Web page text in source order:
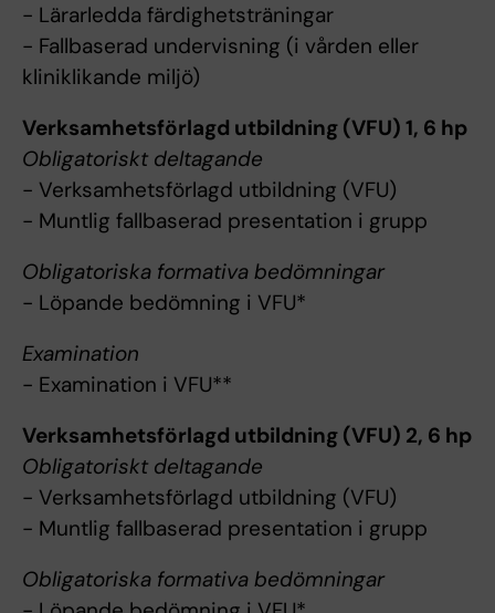
- Lärarledda färdighetsträningar
- Fallbaserad undervisning (i vården eller
kliniklikande miljö)
Verksamhetsförlagd utbildning (VFU) 1, 6 hp
Obligatoriskt deltagande
- Verksamhetsförlagd utbildning (VFU)
- Muntlig fallbaserad presentation i grupp
Obligatoriska formativa bedömningar
- Löpande bedömning i VFU*
Examination
- Examination i VFU**
Verksamhetsförlagd utbildning (VFU) 2, 6 hp
Obligatoriskt deltagande
- Verksamhetsförlagd utbildning (VFU)
- Muntlig fallbaserad presentation i grupp
Obligatoriska formativa bedömningar